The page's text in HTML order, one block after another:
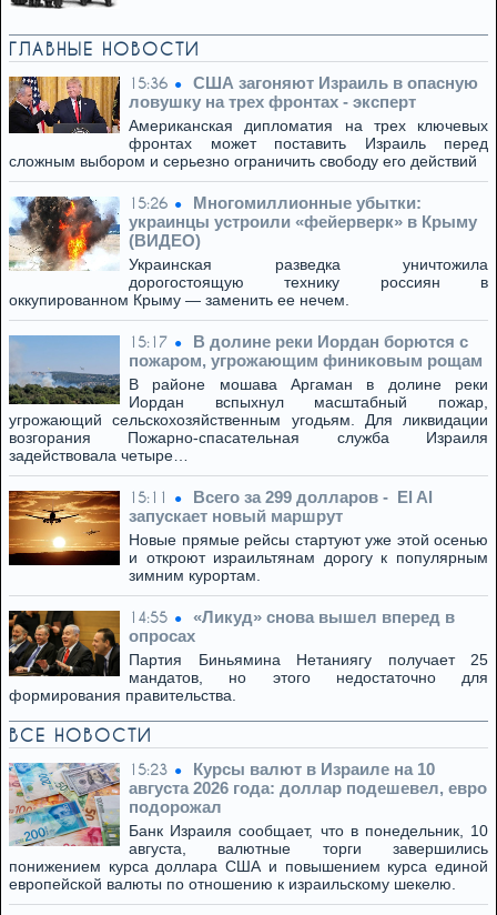
ГЛАВНЫЕ НОВОСТИ
15:36
США загоняют Израиль в опасную
ловушку на трех фронтах - эксперт
Американская дипломатия на трех ключевых
фронтах может поставить Израиль перед
сложным выбором и серьезно ограничить свободу его действий
15:26
Многомиллионные убытки:
украинцы устроили «фейерверк» в Крыму
(ВИДЕО)
Украинская разведка уничтожила
дорогостоящую технику россиян в
оккупированном Крыму — заменить ее нечем.
15:17
В долине реки Иордан борются с
пожаром, угрожающим финиковым рощам
В районе мошава Аргаман в долине реки
Иордан вспыхнул масштабный пожар,
угрожающий сельскохозяйственным угодьям. Для ликвидации
возгорания Пожарно-спасательная служба Израиля
задействовала четыре…
15:11
Всего за 299 долларов - El Al
запускает новый маршрут
Новые прямые рейсы стартуют уже этой осенью
и откроют израильтянам дорогу к популярным
зимним курортам.
14:55
«Ликуд» снова вышел вперед в
опросах
Партия Биньямина Нетаниягу получает 25
мандатов, но этого недостаточно для
формирования правительства.
ВСЕ НОВОСТИ
15:23
Курсы валют в Израиле на 10
августа 2026 года: доллар подешевел, евро
подорожал
Банк Израиля сообщает, что в понедельник, 10
августа, валютные торги завершились
понижением курса доллара США и повышением курса единой
европейской валюты по отношению к израильскому шекелю.